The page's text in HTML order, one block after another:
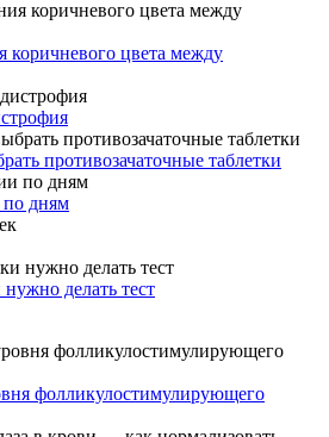
коричневого цвета между
противозачаточные таблетки
по дням
делать тест
фолликулостимулирующего